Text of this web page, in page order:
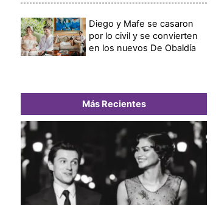
Diego y Mafe se casaron
por lo civil y se convierten
en los nuevos De Obaldía
Más Recientes